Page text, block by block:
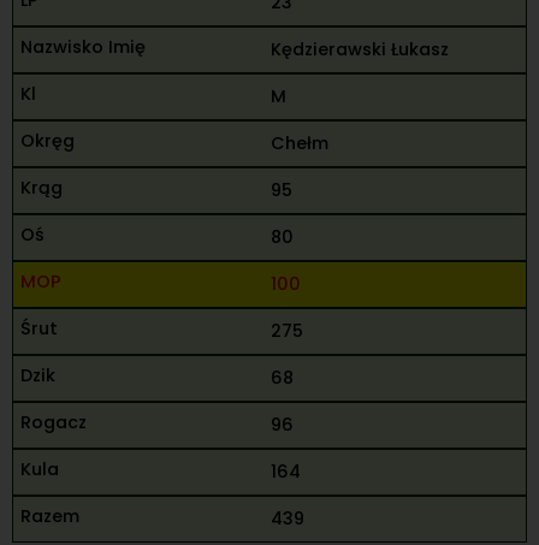
Kędzierawski Łukasz
M
Chełm
95
80
100
275
68
96
164
439